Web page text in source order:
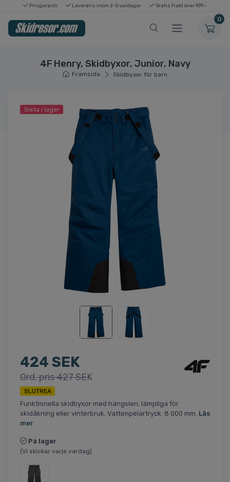
Prisgaranti Leverans inom 2-5 vardagar Gratis frakt över 999:-
0
4F Henry, Skidbyxor, Junior, Navy
Framsida Skidbyxor för barn
Sista i lager
424 SEK
Ord. pris 427 SEK
SLUTREA
Funktionella skidbyxor med hängslen, lämpliga för
skidåkning eller vinterbruk. Vattenpelartryck: 8 000 mm. Läs
mer
På lager
(Vi skickar varje vardag)